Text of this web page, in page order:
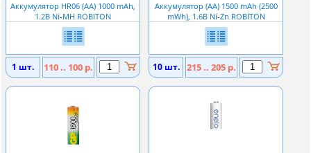
Аккумулятор HR06 (АА) 1000 mAh,
1.2В Ni-MH ROBITON
1 шт. 110 .. 100 р.
Аккумулятор (АА) 1500 mAh (2500
mWh), 1.6В Ni-Zn ROBITON
10 шт. 215 .. 205 р.